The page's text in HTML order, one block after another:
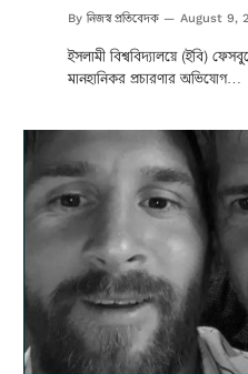
By নিজস্ব প্রতিবেদক August 9,
ইসলামী বিশ্ববিদ্যালয়ে (ইবি)
মানহানিকর প্রচারণার অভিযোগ…